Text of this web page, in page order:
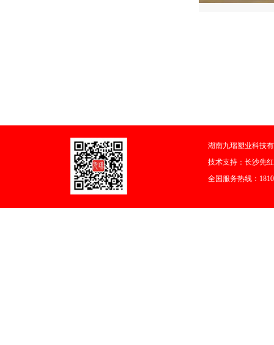
湖南九瑞塑业科技
技术支持： 长沙先
全国服务热线：